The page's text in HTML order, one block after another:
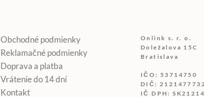
Obchodné podmienky
Reklamačné podmienky
Doprava a platba
Vrátenie do 14 dní
Kontakt
Onlink s. r. o.
Doležalova 15C
Bratislava
IČO: 53714750
DIČ:
IČ DPH: